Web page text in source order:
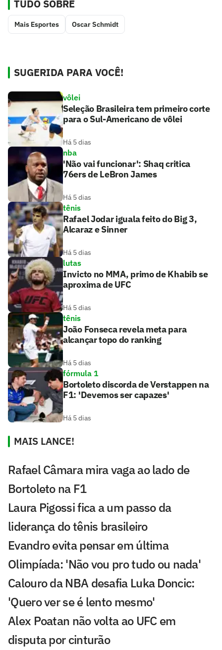
TUDO SOBRE
Mais Esportes Oscar Schmidt
SUGERIDA PARA VOCÊ!
vôlei
Seleção Brasileira tem primeiro corte
para o Sul-Americano de vôlei
Há 5 dias
nba
'Não vai funcionar': Shaq critica
76ers de LeBron James
Há 5 dias
tênis
Rafael Jodar iguala feito do Big 3,
Alcaraz e Sinner
Há 5 dias
lutas
Invicto no MMA, primo de Khabib se
aproxima de UFC
Há 5 dias
tênis
João Fonseca revela meta para
alcançar topo do ranking
Há 5 dias
fórmula 1
Bortoleto discorda de Verstappen na
F1: 'Devemos ser capazes'
Há 5 dias
MAIS LANCE!
Rafael Câmara mira vaga ao lado de
Bortoleto na F1
Laura Pigossi fica a um passo da
liderança do tênis brasileiro
Evandro evita pensar em última
Olimpíada: 'Não vou pro tudo ou nada'
Calouro da NBA desafia Luka Doncic:
'Quero ver se é lento mesmo'
Alex Poatan não volta ao UFC em
disputa por cinturão